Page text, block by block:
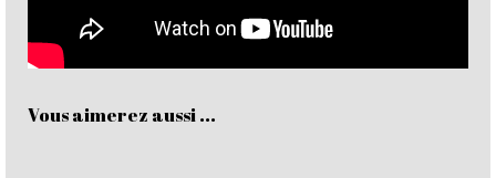
Vous aimerez aussi ...